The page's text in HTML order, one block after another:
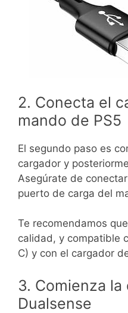
2. Conecta el
mando de PS5
El segundo paso es
cargador y
Asegúrate de
puerto de carga del
Te recomendamos
calidad, y compatible
C) y con el cargador
3. Comienza la
Dualsense